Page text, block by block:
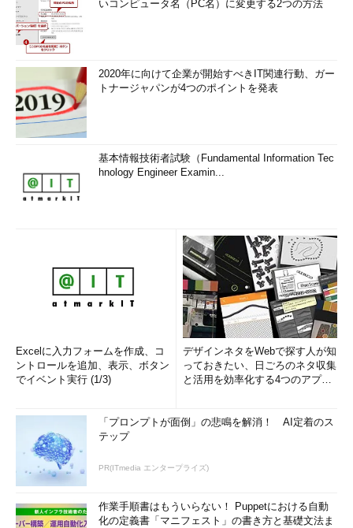
いコンピュータ名（PC名）に変更する2つの方法
2020年に向けて企業が開始すべきIT関連行動、ガー
トナージャパンが4つのポイントを発表
基本情報技術者試験（Fundamental Information Tec
hnology Engineer Examin...
Excelに入力フォームを作成、コ
ントロールを追加、表示、ボタン
でイベント実行 (1/3)
デザインネタをWebで探す人が知
っておきたい、日ごろのネタ収集
と活用を効率化する4つのアプリ
「プロンプトが面倒」の悲鳴を解消！ AI定着のス
テップ
PR(ITmedia エンタープライズ)
作業手順書はもういらない！ Puppetにおける自動
化の定義書「マニフェスト」の書き方と基礎文法ま